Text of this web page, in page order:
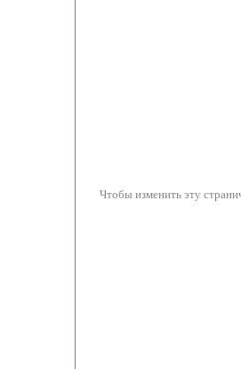
Чтобы изменить эту